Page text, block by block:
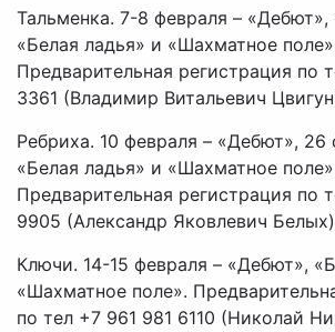
Тальменка. 7-8 февраля – «Дебют»,
«Белая ладья» и «Шахматное
Предварительная регистрация по
3361 (Владимир Витальевич
Ребриха. 10 февраля – «Дебют», 26
«Белая ладья» и «Шахматное
Предварительная регистрация по
9905 (Александр Яковлевич
Ключи. 14-15 февраля – «Дебют»,
«Шахматное поле».
по тел +7 961 981 6110 (Николай